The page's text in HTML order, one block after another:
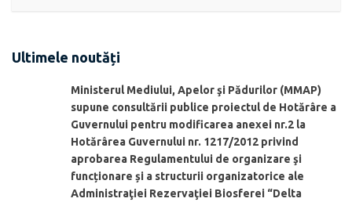
Ultimele noutăți
Ministerul Mediului, Apelor şi Pădurilor (MMAP)
supune consultării publice proiectul de Hotărâre a
Guvernului pentru modificarea anexei nr.2 la
Hotărârea Guvernului nr. 1217/2012 privind
aprobarea Regulamentului de organizare şi
funcționare și a structurii organizatorice ale
Administraţiei Rezervaţiei Biosferei “Delta